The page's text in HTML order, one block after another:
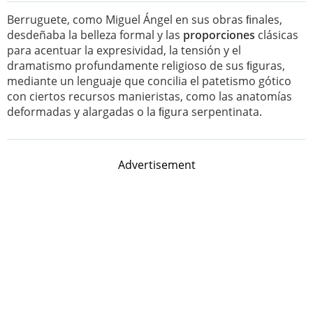
Berruguete, como Miguel Ángel en sus obras ﬁnales,
desdeñaba la belleza formal y las proporciones clásicas
para acentuar la expresividad, la tensión y el
dramatismo profundamente religioso de sus ﬁguras,
mediante un lenguaje que concilia el patetismo gótico
con ciertos recursos manieristas, como las anatomías
deformadas y alargadas o la ﬁgura serpentinata.
Advertisement